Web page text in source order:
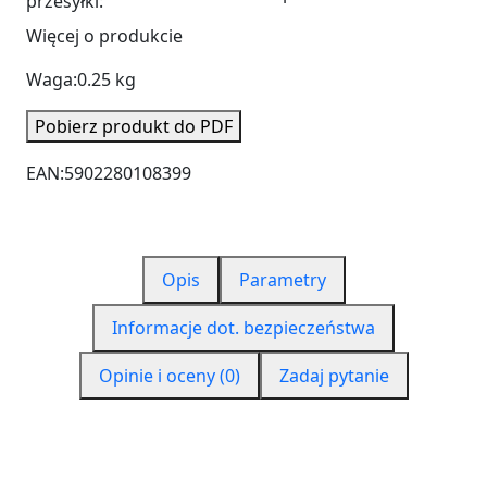
Więcej o produkcie
Waga:0.25 kg
Pobierz produkt do PDF
EAN:5902280108399
Opis
Parametry
Informacje dot. bezpieczeństwa
Opinie i oceny (0)
Zadaj pytanie